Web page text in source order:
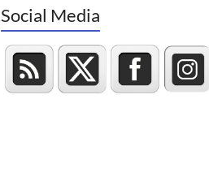
Social Media